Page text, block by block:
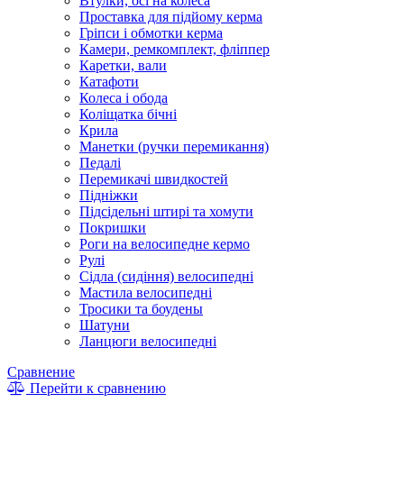
Проставка для підйому керма
Гріпси і обмотки керма
Камери, ремкомплект, фліппер
Каретки, вали
Катафоти
Колеса і обода
Коліщатка бічні
Крила
Манетки (ручки перемикання)
Педалі
Перемикачі швидкостей
Підніжки
Підсідельні штирі та хомути
Покришки
Роги на велосипедне кермо
Рулі
Сідла (сидіння) велосипедні
Мастила велосипедні
Тросики та боудены
Шатуни
Ланцюги велосипедні
Сравнение
Перейти к сравнению